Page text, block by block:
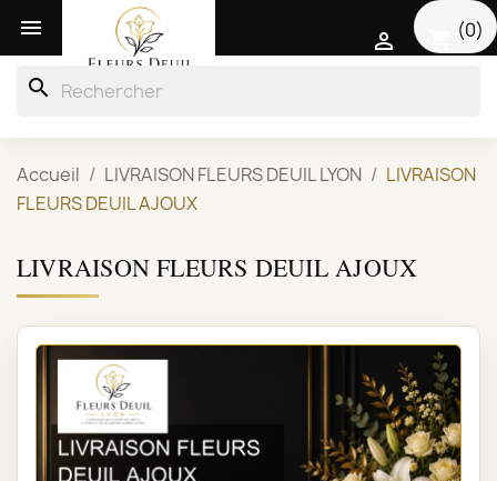
 (0)

search
Accueil LIVRAISON FLEURS DEUIL LYON
LIVRAISON
FLEURS DEUIL AJOUX
LIVRAISON FLEURS DEUIL AJOUX